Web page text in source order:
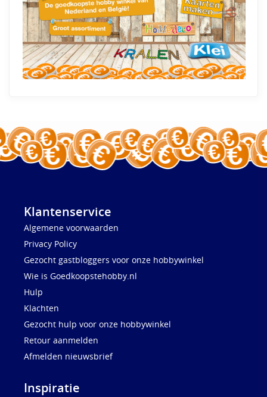
Klantenservice
Algemene voorwaarden
Privacy Policy
Gezocht gastbloggers voor onze hobbywinkel
Wie is Goedkoopstehobby.nl
Hulp
Klachten
Gezocht hulp voor onze hobbywinkel
Retour aanmelden
Afmelden nieuwsbrief
Inspiratie